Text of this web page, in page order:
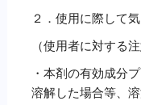
２．使用に際して
（使用者に対する注
・本剤の有効成分
溶解した場合等、